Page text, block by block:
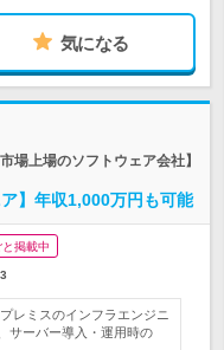
気になる
場上場のソフトウェア会社】
】年収1,000万円も可能
掲載中
レミスのインフラエンジニ
サーバー導入・運用時の